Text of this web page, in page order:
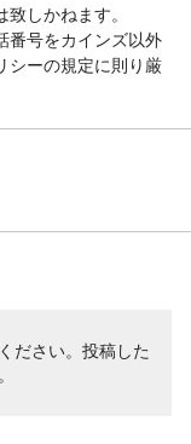
しかねます。
番号をカインズ以外
シーの規定に則り厳
ださい。投稿した